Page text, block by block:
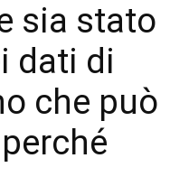
sia stato
dati di
che può